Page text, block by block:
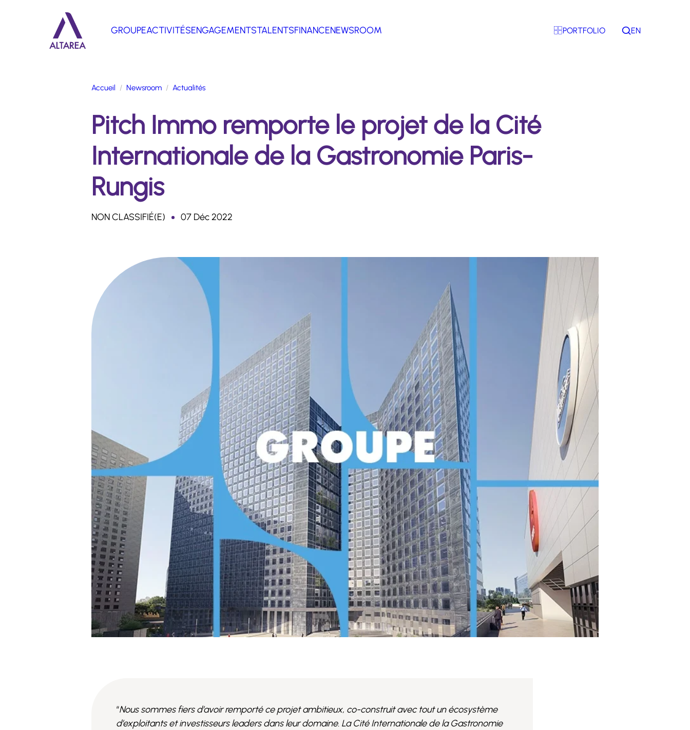
GROUPEACTIVITÉSENGAGEMENTSTALENTSFINANCENEWSROOM PORTFOLIO Rechercher
EN
Accueil Newsroom Actualités
Pitch Immo remporte le projet de la Cité
Internationale de la Gastronomie Paris-
Rungis
NON CLASSIFIÉ(E) 07 Déc 2022
“Nous sommes fiers d’avoir remporté ce projet ambitieux, co-construit avec tout un écosystème
d’exploitants et investisseurs leaders dans leur domaine. La Cité Internationale de la Gastronomie